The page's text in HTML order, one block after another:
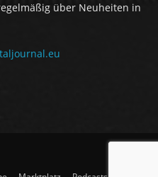
über Neuheiten in